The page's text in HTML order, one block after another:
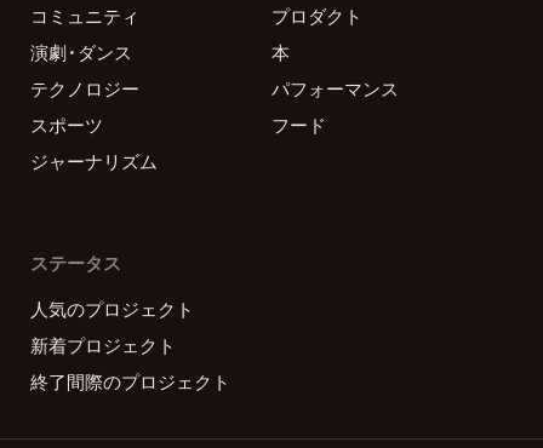
コミュニティ
プロダクト
演劇・ダンス
本
テクノロジー
パフォーマンス
スポーツ
フード
ジャーナリズム
ステータス
人気のプロジェクト
新着プロジェクト
終了間際のプロジェクト